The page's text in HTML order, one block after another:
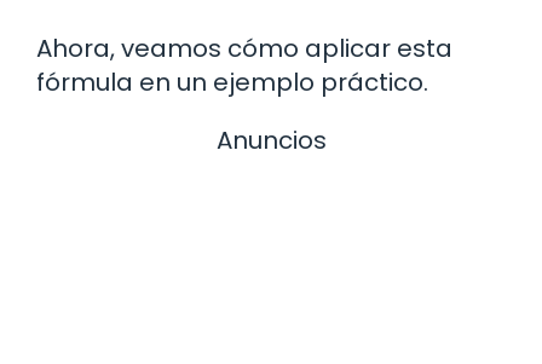
Ahora, veamos cómo aplicar esta
fórmula en un ejemplo práctico.
Anuncios